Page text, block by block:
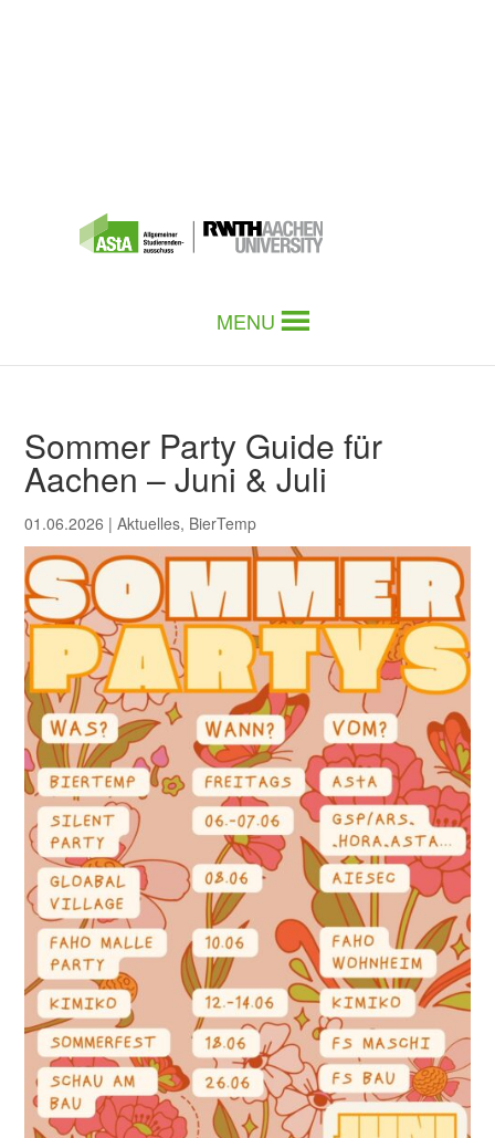
MENU
Sommer Party Guide für
Aachen – Juni & Juli
01.06.2026 |Aktuelles, BierTemp